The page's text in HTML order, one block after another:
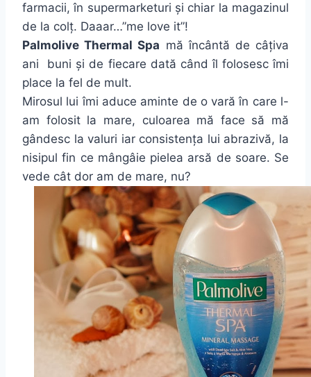
farmacii, în supermarketuri și chiar la magazinul
de la colț. Daaar…”me love it”!
Palmolive Thermal Spa mă încântă de câțiva
ani buni și de fiecare dată când îl folosesc îmi
place la fel de mult.
Mirosul lui îmi aduce aminte de o vară în care l-
am folosit la mare, culoarea mă face să mă
gândesc la valuri iar consistența lui abrazivă, la
nisipul fin ce mângâie pielea arsă de soare. Se
vede cât dor am de mare, nu?